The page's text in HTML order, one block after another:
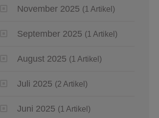
November 2025 (1 Artikel)
September 2025 (1 Artikel)
August 2025 (1 Artikel)
Juli 2025 (2 Artikel)
Juni 2025 (1 Artikel)